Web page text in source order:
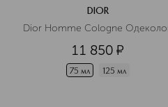
DIOR
Dior Homme Cologne
11 850 ¤
75 мл 125 мл